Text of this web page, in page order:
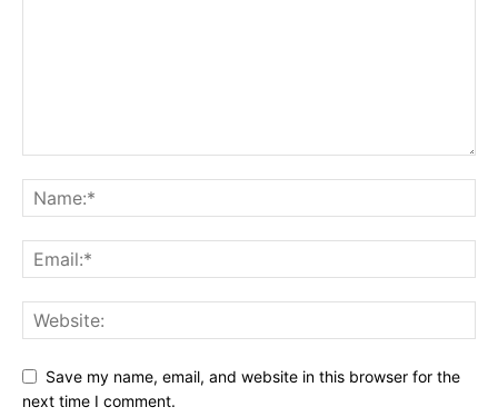
Save my name, email, and website in this browser for the
next time I comment.